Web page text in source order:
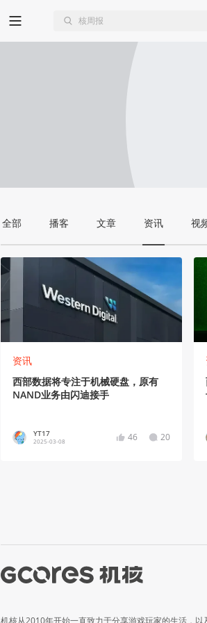
全部 播客 文章 资讯 视
资讯
西部数据将专注于机械硬盘，原有
NAND业务由闪迪接手
YT17
2025-03-08 46 20
机核从2010年开始一直致力于分享游戏玩家的生活，以